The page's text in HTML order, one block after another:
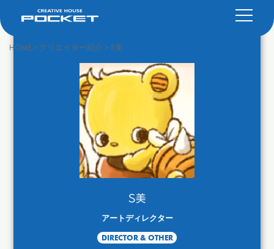
HOME> クリエイター紹介 > S美
S美
アートディレクター
DIRECTOR & OTHER